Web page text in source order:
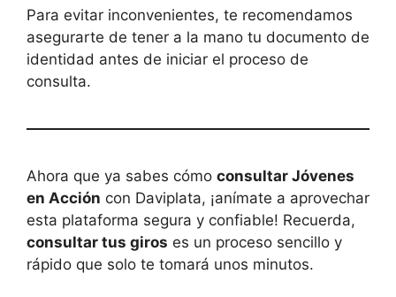
Para evitar inconvenientes, te recomendamos
asegurarte de tener a la mano tu documento de
identidad antes de iniciar el proceso de
consulta.
Ahora que ya sabes cómo consultar Jóvenes
en Acción con Daviplata, ¡anímate a aprovechar
esta plataforma segura y confiable! Recuerda,
consultar tus giros es un proceso sencillo y
rápido que solo te tomará unos minutos.